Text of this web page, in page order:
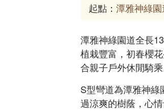
起點：潭雅神綠
潭雅神綠園道全長
植栽豐富，初春櫻
合親子戶外休閒騎乘
S型彎道為潭雅神
過涼爽的樹蔭，心情